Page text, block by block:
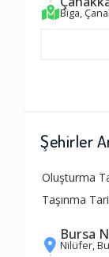
Biga,
Şehirler
Oluşturma
Taşınma
Bursa
Nilüfer,